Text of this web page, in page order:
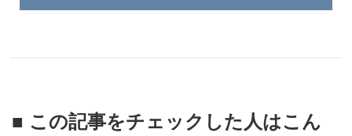
■ この記事をチェックした人はこん